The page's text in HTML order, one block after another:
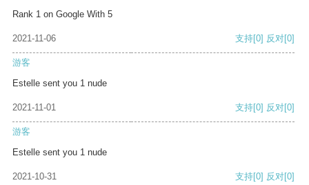
Rank 1 on Google With 5
2021-11-06 支持[0] 反对[0]
游客
Estelle sent you 1 nude
2021-11-01 支持[0] 反对[0]
游客
Estelle sent you 1 nude
2021-10-31 支持[0] 反对[0]